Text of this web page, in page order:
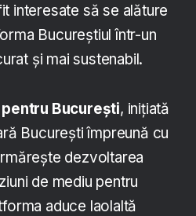
interesate să se alăture
Bucureștiul într-un
și mai sustenabil.
București, inițiată
București împreună cu
dezvoltarea
de mediu pentru
aduce laolaltă